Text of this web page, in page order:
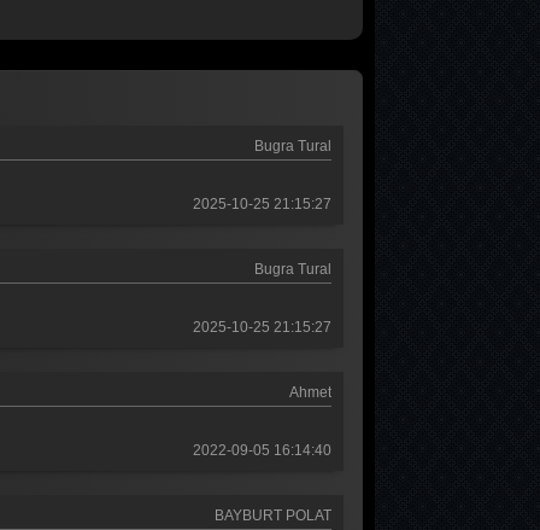
Tüm Bölümleri Göster
Bugra Tural
2025-10-25 21:15:27
Bugra Tural
2025-10-25 21:15:27
Ahmet
2022-09-05 16:14:40
BAYBURT POLAT